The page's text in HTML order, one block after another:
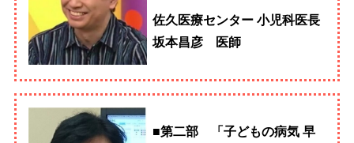
佐久医療センター 小児科医長
坂本昌彦 医師
■第二部 「子どもの病気 早